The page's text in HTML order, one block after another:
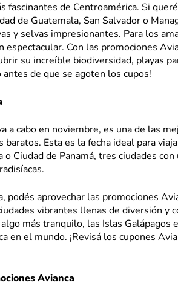
fascinantes de Centroamérica. Si
de Guatemala, San Salvador o
y selvas impresionantes. Para los
espectacular. Con las promociones
su increíble biodiversidad, playas
de que se agoten los cupos!
a cabo en noviembre, es una de las
Esta es la fecha ideal para
Ciudad de Panamá, tres ciudades con
podés aprovechar las promociones
vibrantes llenas de diversión y
más tranquilo, las Islas Galápagos
en el mundo. ¡Revisá los cupones
Avianca